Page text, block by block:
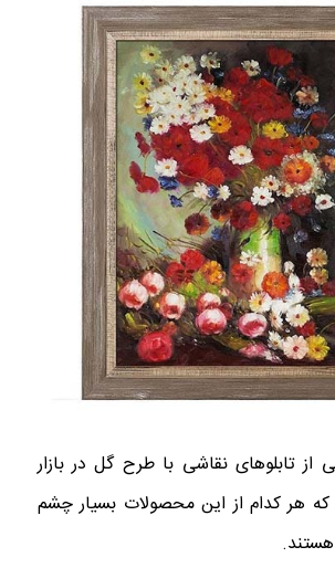
از تابلوهای نقاشی با طرح گل در بازار
هر کدام از این محصولات بسیار چشم
هستند.